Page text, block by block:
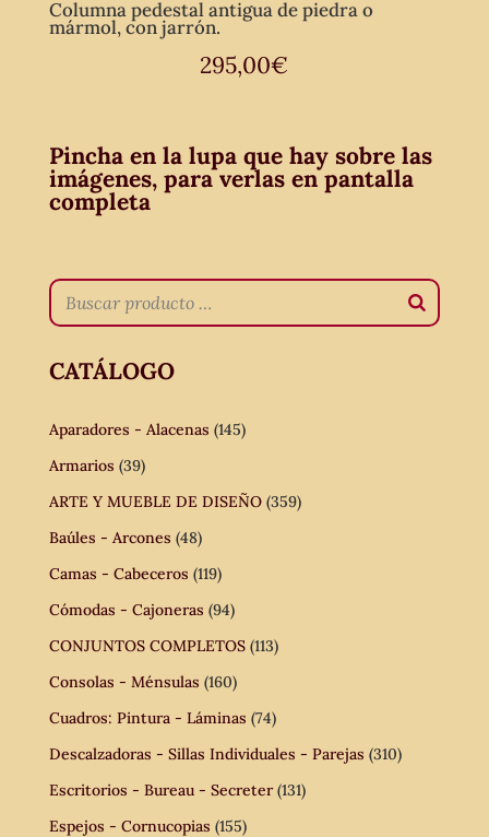
Columna pedestal antigua de piedra o
mármol, con jarrón.
295,00€
Pincha en la lupa que hay sobre las
imágenes, para verlas en pantalla
completa
CATÁLOGO
Aparadores - Alacenas (145)
Armarios (39)
ARTE Y MUEBLE DE DISEÑO (359)
Baúles - Arcones (48)
Camas - Cabeceros (119)
Cómodas - Cajoneras (94)
CONJUNTOS COMPLETOS (113)
Consolas - Ménsulas (160)
Cuadros: Pintura - Láminas (74)
Descalzadoras - Sillas Individuales - Parejas (310)
Escritorios - Bureau - Secreter (131)
Espejos - Cornucopias (155)